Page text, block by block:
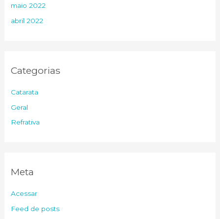
maio 2022
abril 2022
Categorias
Catarata
Geral
Refrativa
Meta
Acessar
Feed de posts